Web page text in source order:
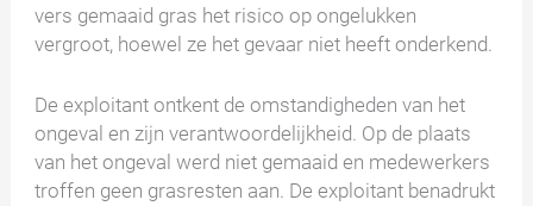
vers gemaaid gras het risico op ongelukken
vergroot, hoewel ze het gevaar niet heeft onderkend.
De exploitant ontkent de omstandigheden van het
ongeval en zijn verantwoordelijkheid. Op de plaats
van het ongeval werd niet gemaaid en medewerkers
troffen geen grasresten aan. De exploitant benadrukt